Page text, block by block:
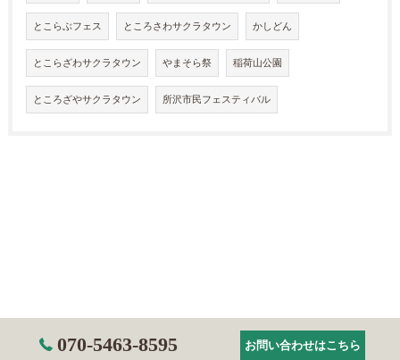
とこらぶフェス ところさわサクラタウン かしどん
とこらざわサクラタウン やまそら祭 稲荷山公園
ところざやサクラタウン 所沢市民フェスティバル
070-5463-8595 お問い合わせはこちら